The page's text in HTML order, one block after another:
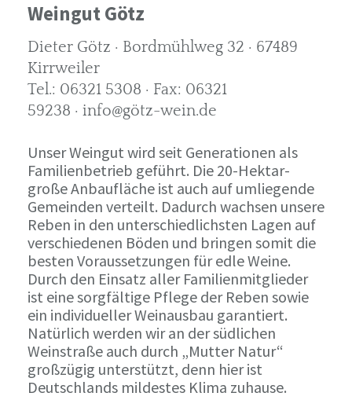
Weingut Götz
Dieter Götz · Bordmühlweg 32 · 67489
Kirrweiler
Tel.: 06321 5308 · Fax: 06321
59238 · info@götz-wein.de
Unser Weingut wird seit Generationen als
Familienbetrieb geführt. Die 20-Hektar-
große Anbaufläche ist auch auf umliegende
Gemeinden verteilt. Dadurch wachsen unsere
Reben in den unterschiedlichsten Lagen auf
verschiedenen Böden und bringen somit die
besten Voraussetzungen für edle Weine.
Durch den Einsatz aller Familienmitglieder
ist eine sorgfältige Pflege der Reben sowie
ein individueller Weinausbau garantiert.
Natürlich werden wir an der südlichen
Weinstraße auch durch „Mutter Natur“
großzügig unterstützt, denn hier ist
Deutschlands mildestes Klima zuhause.